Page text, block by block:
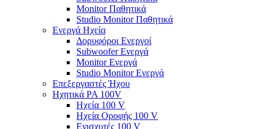
Monitor Παθητικά
Studio Monitor Παθητικά
Ενεργά Ηχεία
Δορυφόροι Ενεργοί
Subwoofer Ενεργά
Monitor Ενεργά
Studio Monitor Ενεργά
Επεξεργαστές Ήχου
Ηχητικά PA 100V
Ηχεία 100 V
Ηχεία Οροφής 100 V
Ενισχυτές 100 V